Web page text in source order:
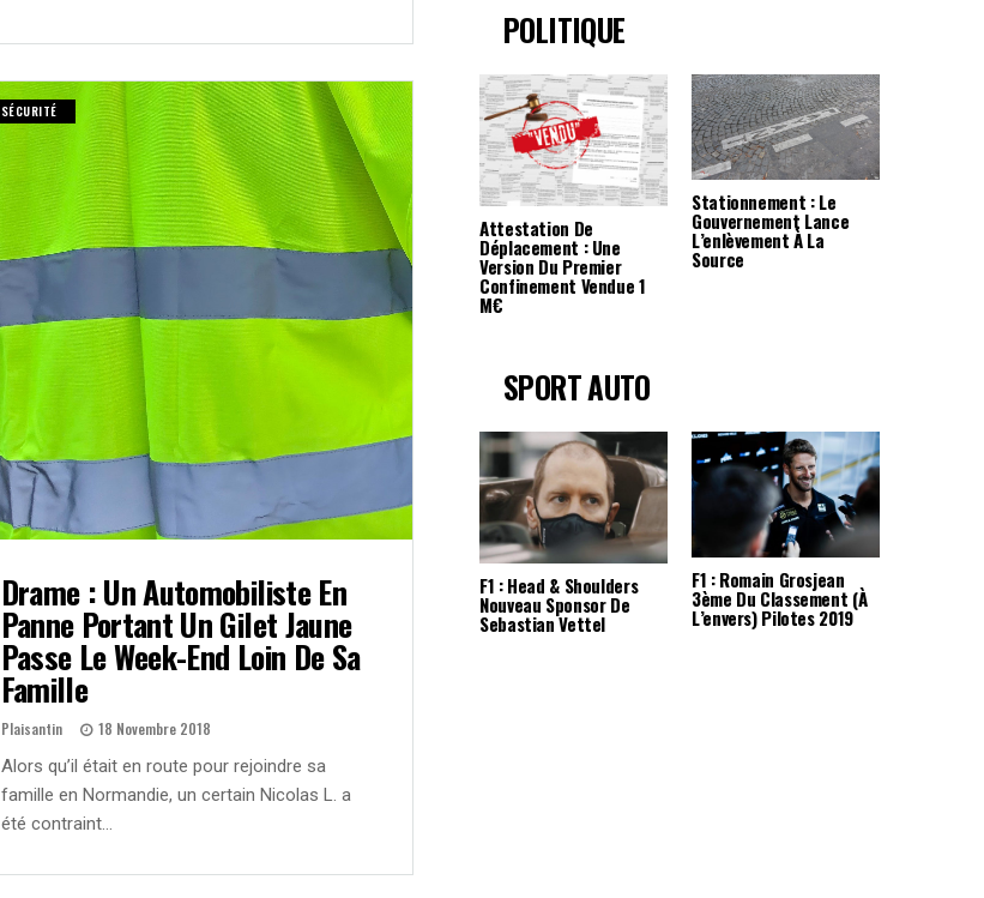
SÉCURITÉ
Drame : Un Automobiliste En
Panne Portant Un Gilet Jaune
Passe Le Week-End Loin De Sa
Famille
Plaisantin 18 Novembre 2018
Alors qu’il était en route pour rejoindre sa
famille en Normandie, un certain Nicolas L. a
été contraint…
POLITIQUE
Attestation De
Déplacement : Une
Version Du Premier
Confinement Vendue 1
M€
Stationnement : Le
Gouvernement Lance
L’enlèvement À La
Source
SPORT AUTO
F1 : Head & Shoulders
Nouveau Sponsor De
Sebastian Vettel
F1 : Romain Grosjean
3ème Du Classement (à
L’envers) Pilotes 2019